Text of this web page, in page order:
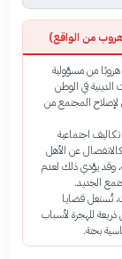
من الواقع)
من مسؤولية
الدينية في الوطن
المجتمع من
اجتماعية
عن الأهل
وقد يؤدي ذلك لعدم
الجديد.
تُستغل قضايا
ذريعة للهجرة لأسباب
بحتة.